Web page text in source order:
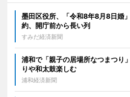
墨田区役所、「令和8年8月8日
約、開庁前から長い列
すみだ経済新聞
浦和で「親子の居場所なつまつ
りや和太鼓楽しむ
浦和経済新聞